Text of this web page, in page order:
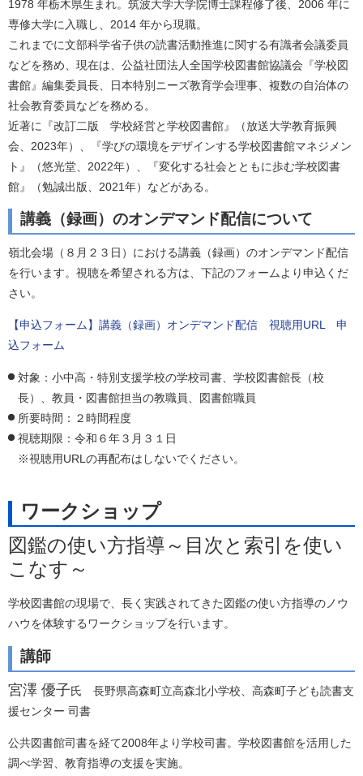
1978 年栃木県生まれ。筑波大学大学院博士課程修了後、2006 年に
専修大学に入職し、2014 年から現職。
これまでに文部科学省子供の読書活動推進に関する有識者会議委員
などを務め、現在は、公益社団法人全国学校図書館協議会『学校図
書館』編集委員長、日本特別ニーズ教育学会理事、複数の自治体の
社会教育委員などを務める。
近著に『改訂二版 学校経営と学校図書館』（放送大学教育振興
会、2023年）、『学びの環境をデザインする学校図書館マネジメン
ト』（悠光堂、2022年）、『変化する社会とともに歩む学校図書
館』（勉誠出版、2021年）などがある。
講義（録画）のオンデマンド配信について
嶺北会場（８月２３日）における講義（録画）のオンデマンド配信
を行います。視聴を希望される方は、下記のフォームより申込くだ
さい。
【申込フォーム】講義（録画）オンデマンド配信 視聴用URL 申
込フォーム
対象：小中高・特別支援学校の学校司書、学校図書館長（校
長）、教員・図書館担当の教職員、図書館職員
所要時間：２時間程度
視聴期限：令和６年３月３１日
※視聴用URLの再配布はしないでください。
ワークショップ
図鑑の使い方指導～目次と索引を使い
こなす～
学校図書館の現場で、長く実践されてきた図鑑の使い方指導のノウ
ハウを体験するワークショップを行います。
講師
宮澤 優子氏 長野県高森町立高森北小学校、高森町子ども読書支
援センター 司書
公共図書館司書を経て2008年より学校司書。学校図書館を活用した
調べ学習、教育指導の支援を実施。